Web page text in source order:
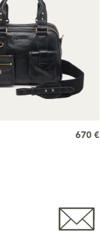
670 €